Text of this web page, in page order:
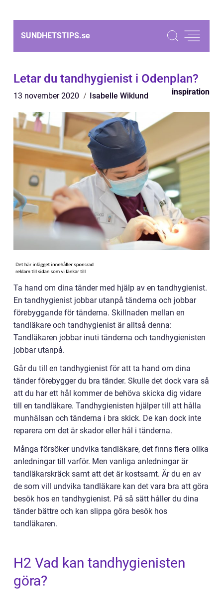
SUNDHETSTIPS.se
Letar du tandhygienist i Odenplan?
13 november 2020 Isabelle Wiklund inspiration
Ta hand om dina tänder med hjälp av en tandhygienist.
En tandhygienist jobbar utanpå tänderna och jobbar
förebyggande för tänderna. Skillnaden mellan en
tandläkare och tandhygienist är alltså denna:
Tandläkaren jobbar inuti tänderna och tandhygienisten
jobbar utanpå.
Går du till en tandhygienist för att ta hand om dina
tänder förebygger du bra tänder. Skulle det dock vara så
att du har ett hål kommer de behöva skicka dig vidare
till en tandläkare. Tandhygienisten hjälper till att hålla
munhälsan och tänderna i bra skick. De kan dock inte
reparera om det är skador eller hål i tänderna.
Många försöker undvika tandläkare, det finns flera olika
anledningar till varför. Men vanliga anledningar är
tandläkarskräck samt att det är kostsamt. Är du en av
de som vill undvika tandläkare kan det vara bra att göra
besök hos en tandhygienist. På så sätt håller du dina
tänder bättre och kan slippa göra besök hos
tandläkaren.
H2 Vad kan tandhygienisten
göra?